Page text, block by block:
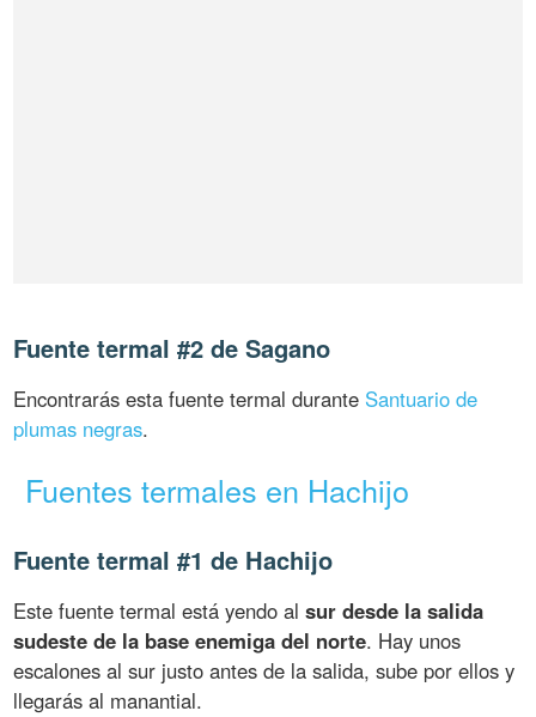
Fuente termal #2 de Sagano
Encontrarás esta fuente termal durante Santuario de
plumas negras.
Fuentes termales en Hachijo
Fuente termal #1 de Hachijo
Este fuente termal está yendo alsur desde la salida
sudeste de la base enemiga del norte. Hay unos
escalones al sur justo antes de la salida, sube por ellos y
llegarás al manantial.